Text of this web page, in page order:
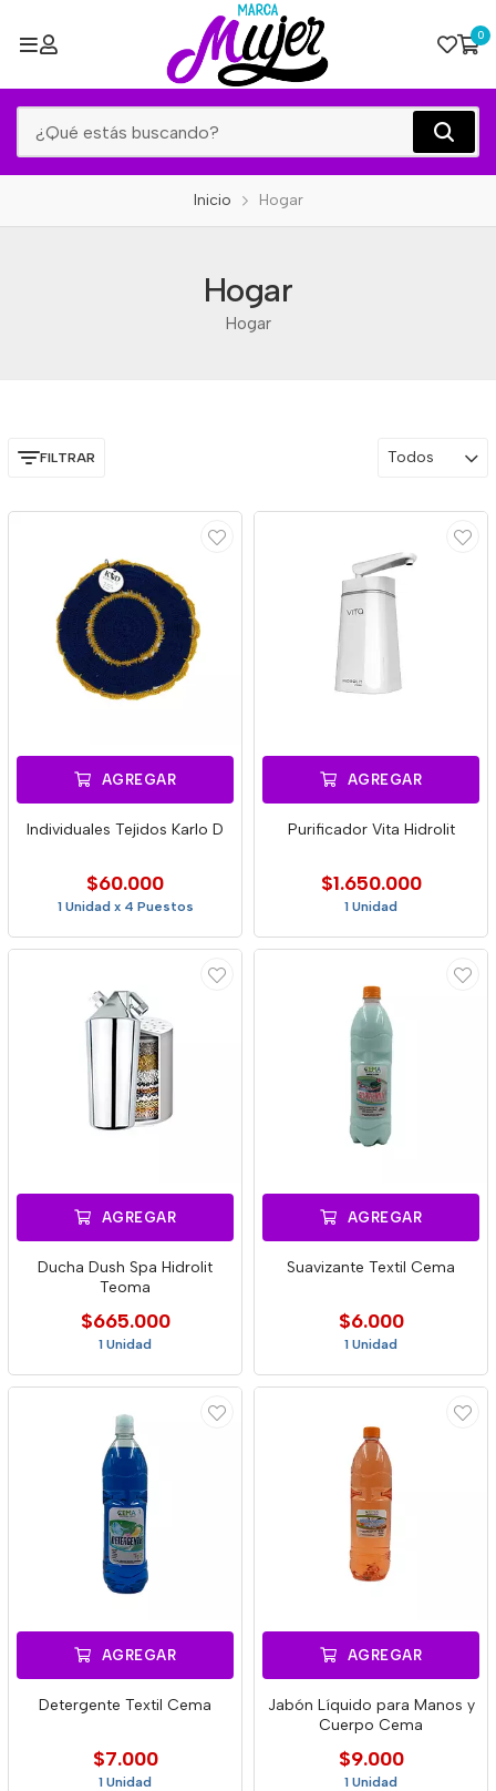
0
Inicio Hogar
Hogar
Hogar
FILTRAR Todos
AGREGAR
Individuales Tejidos Karlo D
$60.000
1 Unidad x 4 Puestos
AGREGAR
Purificador Vita Hidrolit
$1.650.000
1 Unidad
AGREGAR
Ducha Dush Spa Hidrolit
Teoma
$665.000
1 Unidad
AGREGAR
Suavizante Textil Cema
$6.000
1 Unidad
AGREGAR
Detergente Textil Cema
$7.000
1 Unidad
AGREGAR
Jabón Líquido para Manos y
Cuerpo Cema
$9.000
1 Unidad